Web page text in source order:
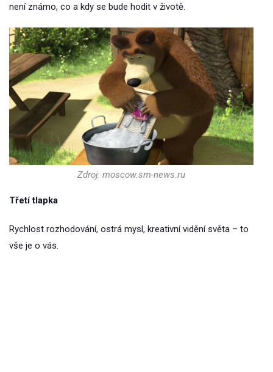
není známo, co a kdy se bude hodit v životě.
Zdroj: moscow.sm-news.ru
Třetí tlapka
Rychlost rozhodování, ostrá mysl, kreativní vidění světa – to
vše je o vás.